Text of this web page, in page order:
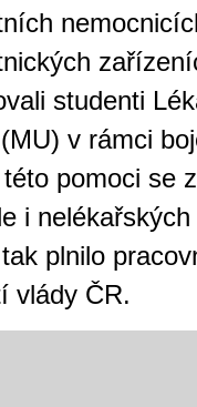
studenti
v rámci
pomoci se
i
plnilo
vlády ČR.
Brno je
zajímavé
restaurace,
kde si
hry. V
nabídku her
pro pravidelné